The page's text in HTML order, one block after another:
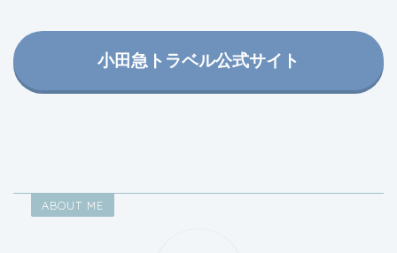
小田急トラベル公式サイト
ABOUT ME